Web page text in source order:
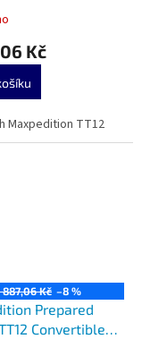
Kč
Maxpedition TT12
887,06 Kč –8 %
Prepared
Convertible